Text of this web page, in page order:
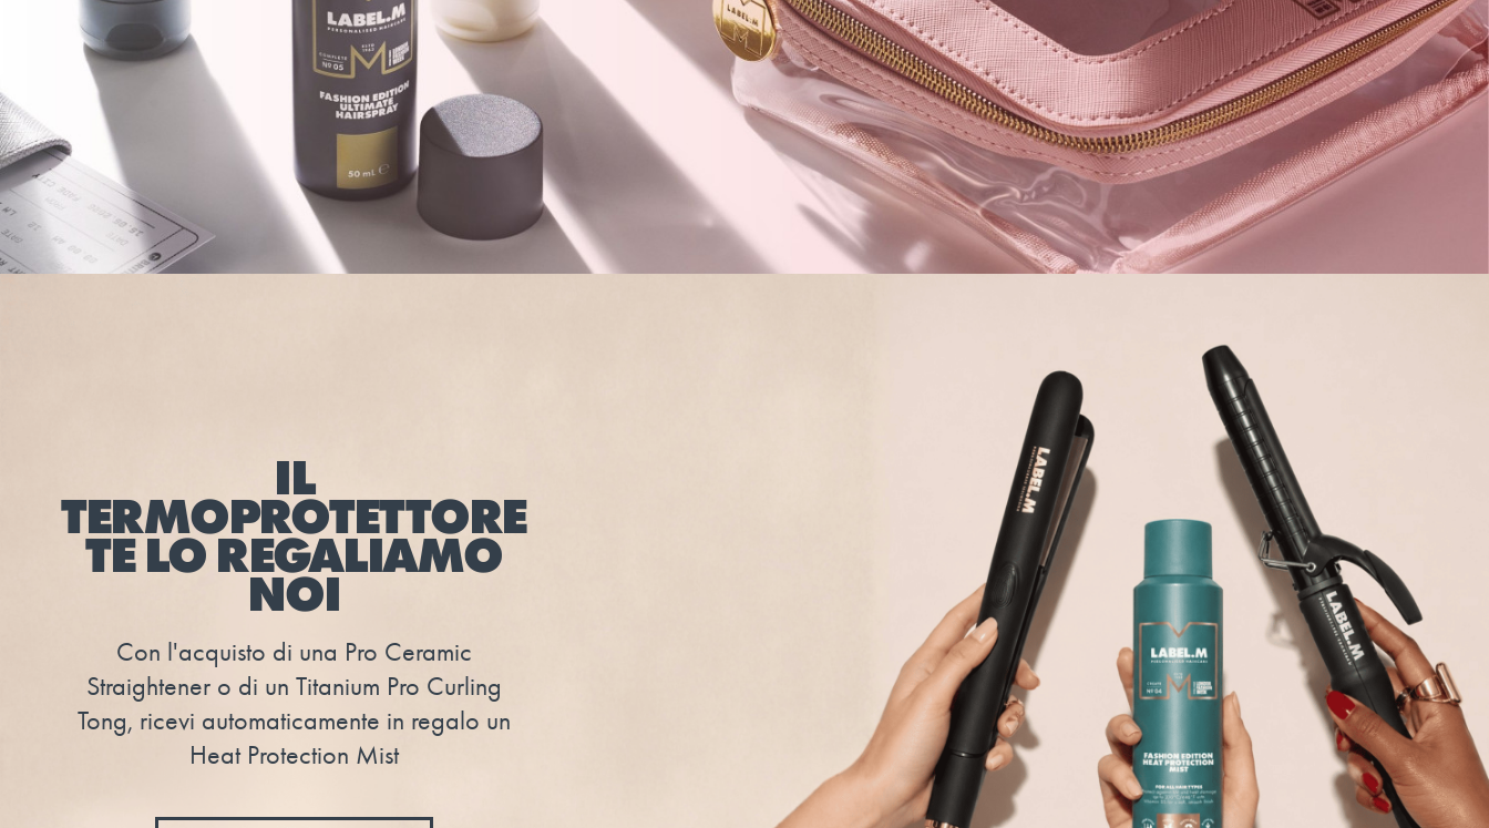
IL
TERMOPROTETTORE
TE LO REGALIAMO
NOI
Con l'acquisto di una Pro Ceramic
Straightener o di un Titanium Pro Curling
Tong, ricevi automaticamente in regalo un
Heat Protection Mist